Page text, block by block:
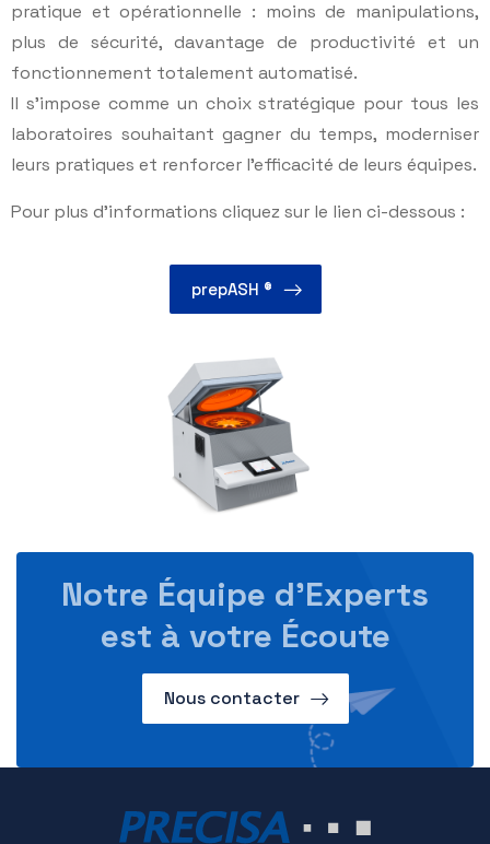
pratique et opérationnelle : moins de manipulations,
plus de sécurité, davantage de productivité et un
fonctionnement totalement automatisé.
Il s’impose comme un choix stratégique pour tous les
laboratoires souhaitant gagner du temps, moderniser
leurs pratiques et renforcer l’efficacité de leurs équipes.
Pour plus d’informations cliquez sur le lien ci-dessous :
prepASH ®
Notre Équipe d’Experts
est à votre Écoute
Nous contacter